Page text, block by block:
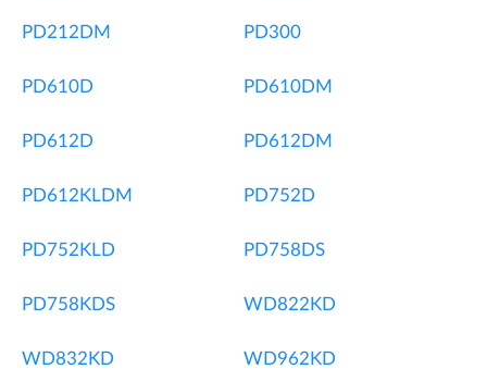
PD212DM PD300
PD610D PD610DM
PD612D PD612DM
PD612KLDM PD752D
PD752KLD PD758DS
PD758KDS WD822KD
WD832KD WD962KD